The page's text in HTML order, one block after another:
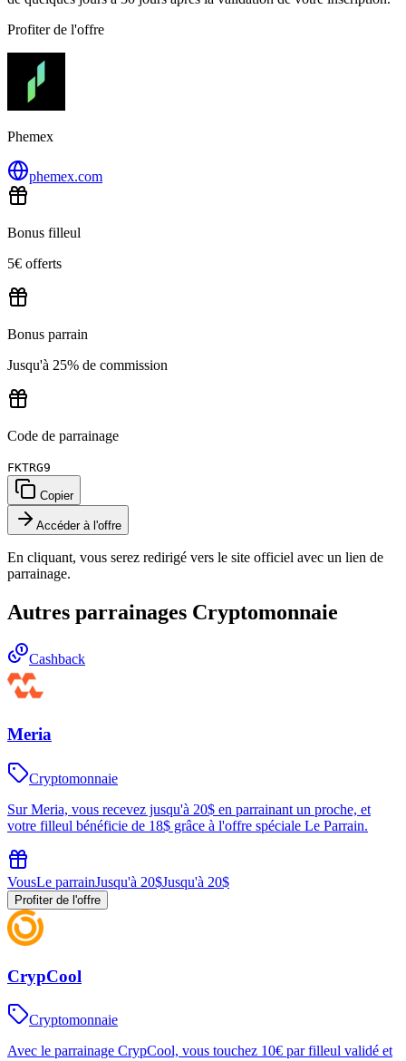
Profiter de l'offre
Phemex
phemex.com
Bonus filleul
5€ offerts
Bonus parrain
Jusqu'à 25% de commission
Code de parrainage
FKTRG9
Copier
Accéder à l'offre
En cliquant, vous serez redirigé vers le site officiel avec un lien de
parrainage.
Autres parrainages Cryptomonnaie
Cashback
Meria
Cryptomonnaie
Sur Meria, vous recevez jusqu'à 20$ en parrainant un proche, et
votre filleul bénéficie de 18$ grâce à l'offre spéciale Le Parrain.
VousLe parrainJusqu'à 20$Jusqu'à 20$
Profiter de l'offre
CrypCool
Cryptomonnaie
Avec le parrainage CrypCool, vous touchez 10€ par filleul validé et